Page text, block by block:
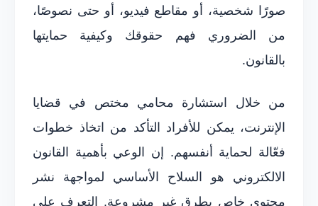
صورًا شخصية، أو مقاطع فيديو، أو حتى نصوصًا،
من الضروري فهم حقوقك وكيفية حمايتها
بالقانون.
من خلال استشارة محامي مختص في قضايا
الإنترنت، يمكن للأفراد التأكد من اتخاذ خطوات
فعّالة لحماية أنفسهم. إن الوعي بأهمية القانون
الالكتروني هو السلاح الأساسي لمواجهة نشر
محتوى خاص بطرق غير مشروعة. التعرف على